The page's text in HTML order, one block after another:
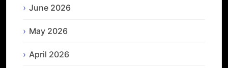
June 2026
May 2026
April 2026